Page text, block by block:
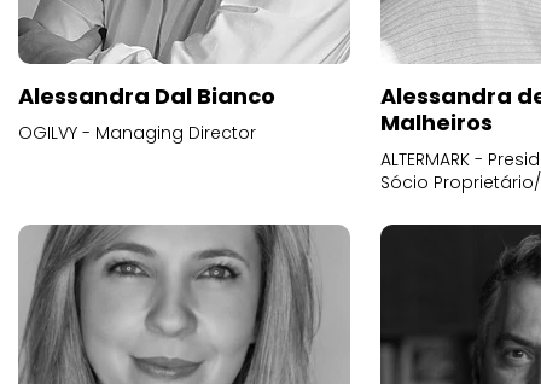
Alessandra Dal Bianco
OGILVY - Managing Director
Alessandra
Malheiros
ALTERMARK -
Sócio